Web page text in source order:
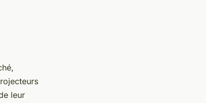
leur